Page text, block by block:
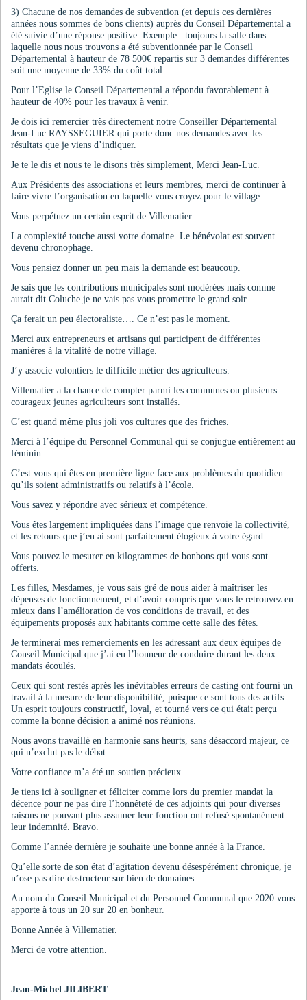
3) Chacune de nos demandes de subvention (et depuis ces dernières
années nous sommes de bons clients) auprès du Conseil Départemental a
été suivie d’une réponse positive. Exemple : toujours la salle dans
laquelle nous nous trouvons a été subventionnée par le Conseil
Départemental à hauteur de 78 500€ repartis sur 3 demandes différentes
soit une moyenne de 33% du coût total.
Pour l’Eglise le Conseil Départemental a répondu favorablement à
hauteur de 40% pour les travaux à venir.
Je dois ici remercier très directement notre Conseiller Départemental
Jean-Luc RAYSSEGUIER qui porte donc nos demandes avec les
résultats que je viens d’indiquer.
Je te le dis et nous te le disons très simplement, Merci Jean-Luc.
Aux Présidents des associations et leurs membres, merci de continuer à
faire vivre l’organisation en laquelle vous croyez pour le village.
Vous perpétuez un certain esprit de Villematier.
La complexité touche aussi votre domaine. Le bénévolat est souvent
devenu chronophage.
Vous pensiez donner un peu mais la demande est beaucoup.
Je sais que les contributions municipales sont modérées mais comme
aurait dit Coluche je ne vais pas vous promettre le grand soir.
Ça ferait un peu électoraliste…. Ce n’est pas le moment.
Merci aux entrepreneurs et artisans qui participent de différentes
manières à la vitalité de notre village.
J’y associe volontiers le difficile métier des agriculteurs.
Villematier a la chance de compter parmi les communes ou plusieurs
courageux jeunes agriculteurs sont installés.
C’est quand même plus joli vos cultures que des friches.
Merci à l’équipe du Personnel Communal qui se conjugue entièrement au
féminin.
C’est vous qui êtes en première ligne face aux problèmes du quotidien
qu’ils soient administratifs ou relatifs à l’école.
Vous savez y répondre avec sérieux et compétence.
Vous êtes largement impliquées dans l’image que renvoie la collectivité,
et les retours que j’en ai sont parfaitement élogieux à votre égard.
Vous pouvez le mesurer en kilogrammes de bonbons qui vous sont
offerts.
Les filles, Mesdames, je vous sais gré de nous aider à maîtriser les
dépenses de fonctionnement, et d’avoir compris que vous le retrouvez en
mieux dans l’amélioration de vos conditions de travail, et des
équipements proposés aux habitants comme cette salle des fêtes.
Je terminerai mes remerciements en les adressant aux deux équipes de
Conseil Municipal que j’ai eu l’honneur de conduire durant les deux
mandats écoulés.
Ceux qui sont restés après les inévitables erreurs de casting ont fourni un
travail à la mesure de leur disponibilité, puisque ce sont tous des actifs.
Un esprit toujours constructif, loyal, et tourné vers ce qui était perçu
comme la bonne décision a animé nos réunions.
Nous avons travaillé en harmonie sans heurts, sans désaccord majeur, ce
qui n’exclut pas le débat.
Votre confiance m’a été un soutien précieux.
Je tiens ici à souligner et féliciter comme lors du premier mandat la
décence pour ne pas dire l’honnêteté de ces adjoints qui pour diverses
raisons ne pouvant plus assumer leur fonction ont refusé spontanément
leur indemnité. Bravo.
Comme l’année dernière je souhaite une bonne année à la France.
Qu’elle sorte de son état d’agitation devenu désespérément chronique, je
n’ose pas dire destructeur sur bien de domaines.
Au nom du Conseil Municipal et du Personnel Communal que 2020 vous
apporte à tous un 20 sur 20 en bonheur.
Bonne Année à Villematier.
Merci de votre attention.
Jean-Michel JILIBERT